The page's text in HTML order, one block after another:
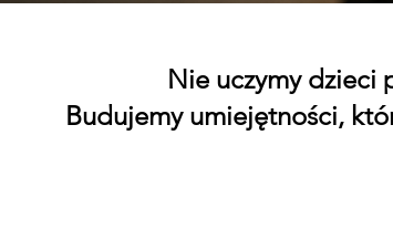
Nie uczymy dzieci
Budujemy umiejętności,